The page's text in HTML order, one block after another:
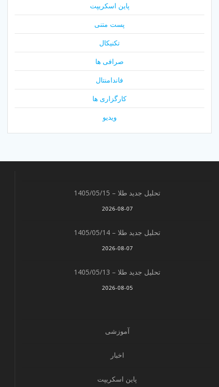
پاین اسکریپت
پست متنی
تکنیکال
صرافی ها
فاندامنتال
کارگزاری ها
ویدیو
تحلیل جدید طلا – 1405/05/15
2026-08-07
تحلیل جدید طلا – 1405/05/14
2026-08-07
تحلیل جدید طلا – 1405/05/13
2026-08-05
آموزشی
اخبار
پاین اسکریپت